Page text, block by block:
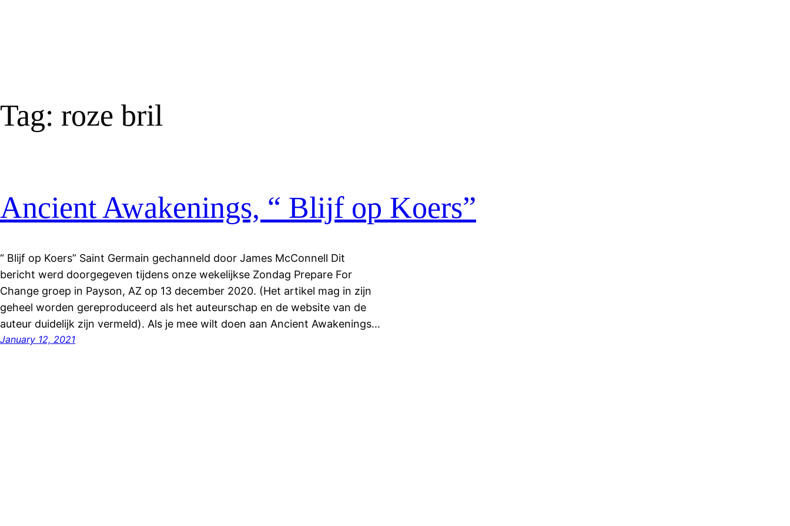
Tag: roze bril
Ancient Awakenings, “ Blijf op Koers”
“ Blijf op Koers” Saint Germain gechanneld door James McConnell Dit
bericht werd doorgegeven tijdens onze wekelijkse Zondag Prepare For
Change groep in Payson, AZ op 13 december 2020. (Het artikel mag in zijn
geheel worden gereproduceerd als het auteurschap en de website van de
auteur duidelijk zijn vermeld). Als je mee wilt doen aan Ancient Awakenings…
January 12, 2021